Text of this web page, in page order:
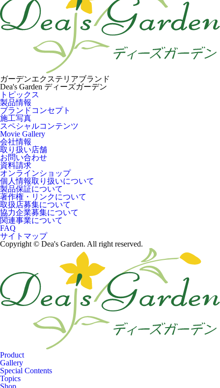
ガーデンエクステリアブランド
Dea's Garden ディーズガーデン
トピックス
製品情報
ブランドコンセプト
施工写真
スペシャルコンテンツ
Movie Gallery
会社情報
取り扱い店舗
お問い合わせ
資料請求
オンラインショップ
個人情報取り扱いについて
製品保証について
著作権・リンクについて
取扱店募集について
協力企業募集について
関連事業について
FAQ
サイトマップ
Copyright © Dea's Garden. All right reserved.
Product
Gallery
Special Contents
Topics
Shop